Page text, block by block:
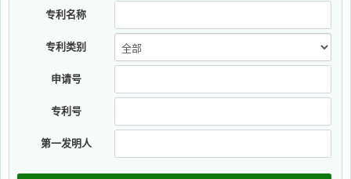
专利名称
专利类别
申请号
专利号
第一发明人